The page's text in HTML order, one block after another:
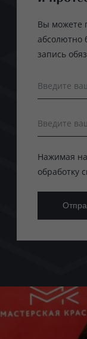
Вы можете
абсолютно
запись
Введите
Введите
Нажимая
обработку